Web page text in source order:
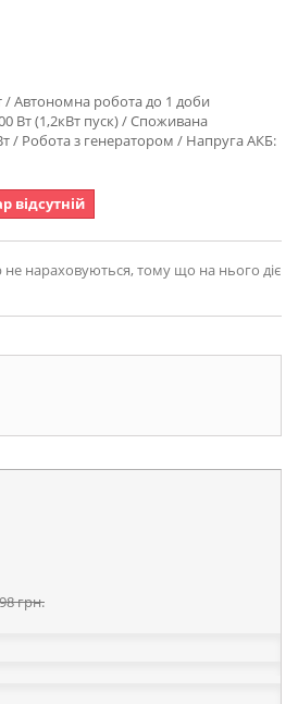
/ Автономна робота до 1 доби
Вт (1,2кВт пуск) / Споживана
/ Робота з генератором / Напруга АКБ:
відсутній
не нараховуються, тому що на нього діє
грн.